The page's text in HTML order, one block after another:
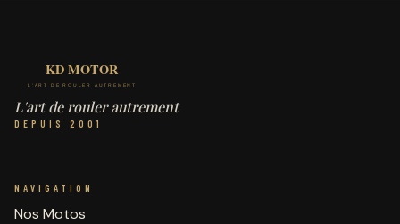
L'art de rouler autrement
DEPUIS 2001
NAVIGATION
Nos Motos